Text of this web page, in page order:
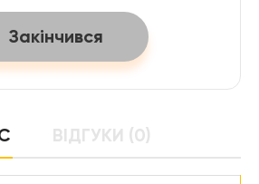
Закінчився
ВІДГУКИ (0)